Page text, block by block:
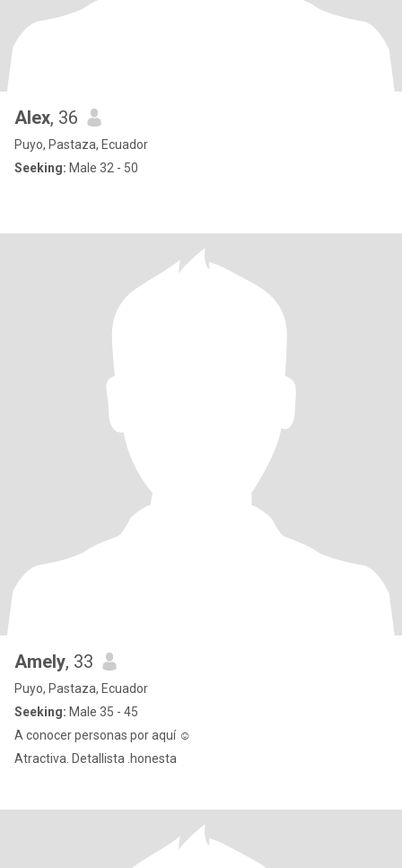
Alex, 36
Puyo, Pastaza, Ecuador
Seeking: Male 32 - 50
Amely, 33
Puyo, Pastaza, Ecuador
Seeking: Male 35 - 45
A conocer personas por aquí ☺️
Atractiva. Detallista .honesta